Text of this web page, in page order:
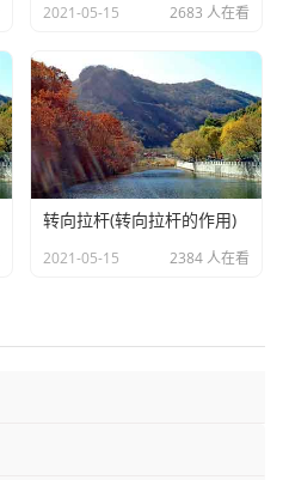
2021-05-15 2683 人在看
转向拉杆(转向拉杆的作用)
2021-05-15 2384 人在看